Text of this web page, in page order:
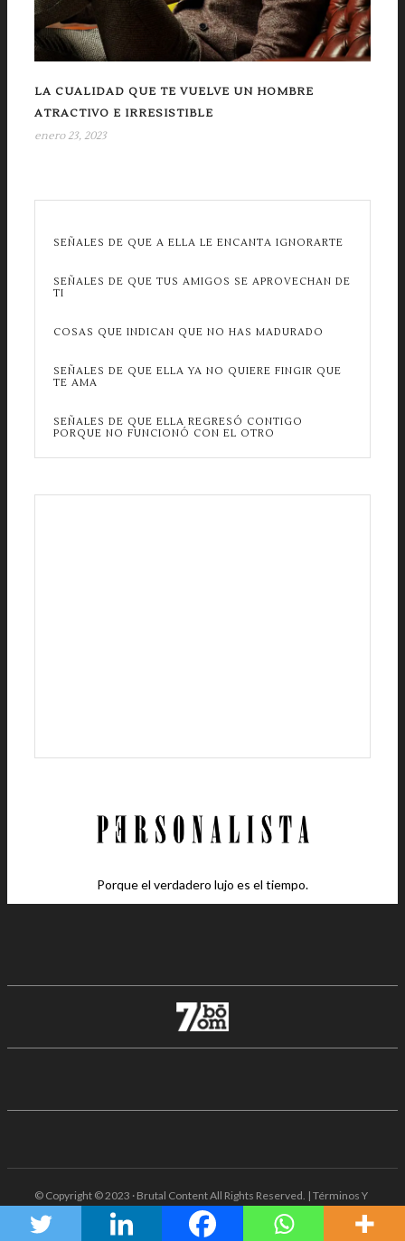
LA CUALIDAD QUE TE VUELVE UN HOMBRE
ATRACTIVO E IRRESISTIBLE
enero 23, 2023
SEÑALES DE QUE A ELLA LE ENCANTA IGNORARTE
SEÑALES DE QUE TUS AMIGOS SE APROVECHAN DE
TI
COSAS QUE INDICAN QUE NO HAS MADURADO
SEÑALES DE QUE ELLA YA NO QUIERE FINGIR QUE
TE AMA
SEÑALES DE QUE ELLA REGRESÓ CONTIGO
PORQUE NO FUNCIONÓ CON EL OTRO
Porque el verdadero lujo es el tiempo.
© Copyright © 2023 · Brutal Content All Rights Reserved. | Términos Y
Condiciones · Aviso De Privacidad